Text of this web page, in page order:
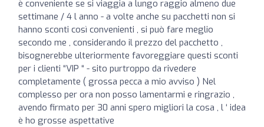
è conveniente se si viaggia a lungo raggio almeno due
settimane / 4 l anno - a volte anche su pacchetti non si
hanno sconti così convenienti , si può fare meglio
secondo me , considerando il prezzo del pacchetto ,
bisognerebbe ulteriormente favoreggiare questi sconti
per i clienti “VIP “ - sito purtroppo da rivedere
completamente ( grossa pecca a mio avviso ) Nel
complesso per ora non posso lamentarmi e ringrazio ,
avendo firmato per 30 anni spero migliori la cosa , l ‘ idea
è ho grosse aspettative